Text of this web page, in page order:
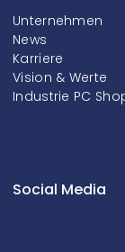
Unternehmen
News
Karriere
Vision & Werte
Industrie PC
Social Media